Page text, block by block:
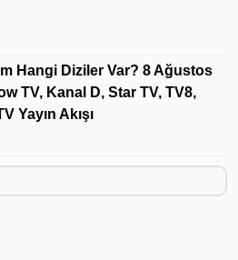
Hangi Diziler Var? 8 Ağustos
TV, Kanal D, Star TV, TV8,
Yayın Akışı